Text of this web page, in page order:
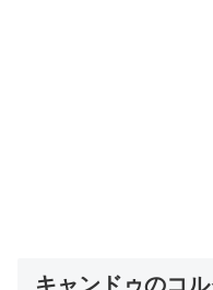
キャンドゥのコ